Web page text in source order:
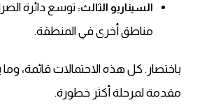
السيناريو الثالث: توسع دائرة
مناطق أخرى في المنطقة.
باختصار. كل هذه الاحتمالات قائمة،
مقدمة لمرحلة أكثر خطورة.